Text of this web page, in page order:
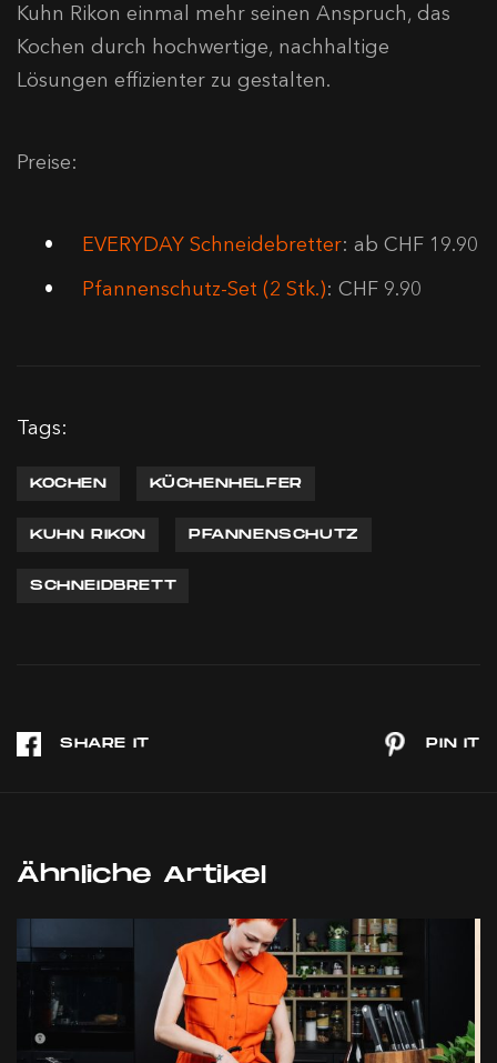
Kuhn Rikon einmal mehr seinen Anspruch, das
Kochen durch hochwertige, nachhaltige
Lösungen effizienter zu gestalten.
Preise:
EVERYDAY Schneidebretter: ab CHF 19.90
Pfannenschutz-Set (2 Stk.): CHF 9.90
Tags:
KOCHEN KÜCHENHELFER
KUHN RIKON PFANNENSCHUTZ
SCHNEIDBRETT
Ähnliche Artikel